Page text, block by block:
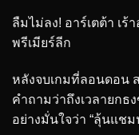
ลืมไม่ลง! อาร์เตต้า เ
พรีเมียร์ลีก
หลังจบเกมที่ลอนดอน
คำถามว่าถึงเวลายกธ
อย่างมั่นใจว่า “ลุ้นแชม